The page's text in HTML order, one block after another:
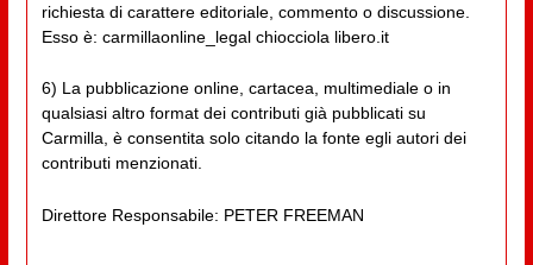
richiesta di carattere editoriale, commento o discussione.
Esso è: carmillaonline_legal chiocciola libero.it
6) La pubblicazione online, cartacea, multimediale o in
qualsiasi altro format dei contributi già pubblicati su
Carmilla, è consentita solo citando la fonte egli autori dei
contributi menzionati.
Direttore Responsabile: PETER FREEMAN